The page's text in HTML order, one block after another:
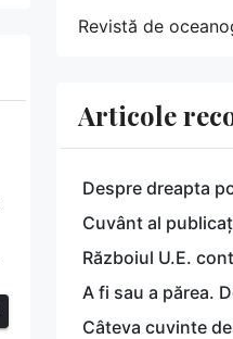
Revistă de
Articole
Despre dreapta
Cuvânt al
Războiul U.E.
A fi sau a părea.
Câteva cuvinte